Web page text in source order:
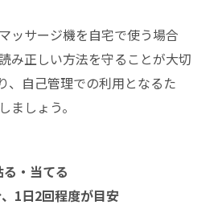
ッサージ機を自宅で使う場合
み正しい方法を守ることが大切
、自己管理での利用となるた
ましょう。
・当てる
1日2回程度が目安